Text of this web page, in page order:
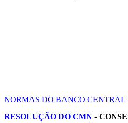
NORMAS DO BANCO CENTRAL
RESOLUÇÃO DO CMN -